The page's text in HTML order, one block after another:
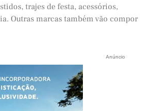
trajes de festa, acessórios,
Outras marcas também vão compor
Anúncio